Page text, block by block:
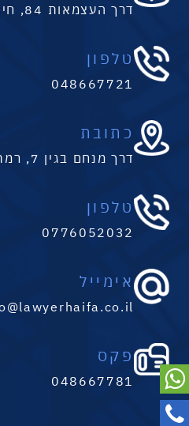
דרך העצמאות 84, חיפה (ראשי)
טלפון
048667721
כתובת
דרך מנחם בגין 7, רמת גן
טלפון
0776052032
אימייל
פקס
048667781